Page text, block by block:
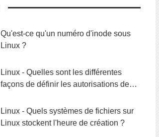
Qu'est-ce qu'un numéro d'inode sous
Linux ?
Linux - Quelles sont les différentes
façons de définir les autorisations de
Linux - Quels systèmes de fichiers sur
Linux stockent l'heure de création ?